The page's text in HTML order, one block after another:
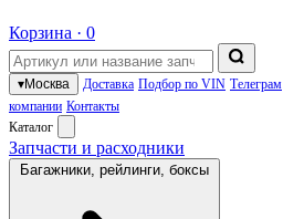
Корзина · 0
▾Москва Доставка Подбор по VIN Телеграм
компании Контакты
Каталог
Запчасти и расходники
Багажники, рейлинги, боксы